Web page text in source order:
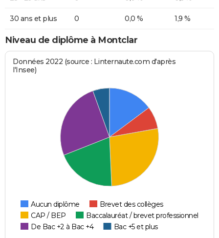
30 ans et plus 0 0,0 % 1,9 %
Niveau de diplôme à Montclar
Données 2022 (source : Linternaute.com d'après
l'Insee)
Aucun diplôme
Brevet des collèges
CAP / BEP
Baccalauréat / brevet professionnel
De Bac +2 à Bac +4
Bac +5 et plus